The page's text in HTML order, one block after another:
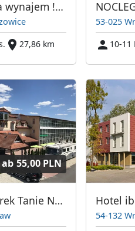
Kwatery na wynajem !!! 723-374-257
27,86 km
53-025
10-11
ab 55,00 PLN
Hotel Dworek Tanie Noclegi
54-132